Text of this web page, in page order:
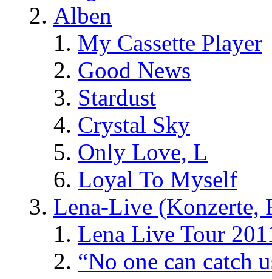
Alben
My Cassette Player
Good News
Stardust
Crystal Sky
Only Love, L
Loyal To Myself
Lena-Live (Konzerte,
Lena Live Tour
“No one can catch